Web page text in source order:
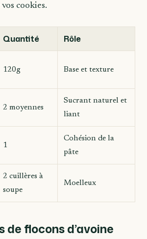
cookies.
Quantité Rôle
120g Base et texture
2 moyennes
Sucrant naturel et
liant
1
Cohésion de la
pâte
2 cuillères à
soupe
Moelleux
de flocons d’avoine